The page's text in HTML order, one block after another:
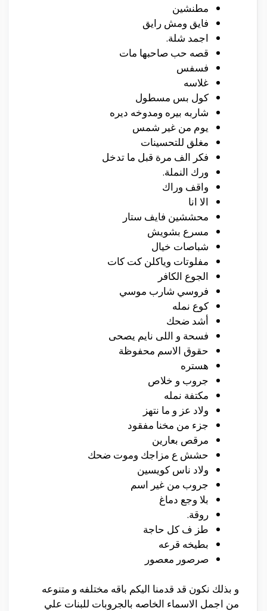
مطنشين
فايق ومش رايق
اجمد شلة.
قصه حب صاحبها مات
فسفس
غلاسه
كول بس مسطول
شاربه بيره ومدوخه ديره
يوم من غير شمس
مغلق للتحسينات
فكر الف مرة قبل ما تدخل
ورك النملة.
واقف وراك
الا انا
محششين فايف ستار
مسرع بشويش
شباصات خيال
مفلوتات وياكلن كت كات
الجوع الكافر
فروسي شارب موسي
كوع نمله
أشد ضحك
فسحة و اللى نايم يصحى
حقوق الاسم محفوظة
هستره
جروب و خلاص
مكتفة نمله
ولاد عز و ما نتهز
جزء من مخنا مفقود
مرقص بعارين
حشش ع مزاجك وموت ضحك
ولاد ناس كويسين
جروب من غير اسم
بلا وجع دماغ
روقة.
طز ف كل حاجة
بطيخه قرعه
صرصور معصور
و بذلك نكون قد قدمنا اليكم باقه مختلفه و متنوعه
من اجمل الاسماء الخاصه بالجروبات للبنات علي